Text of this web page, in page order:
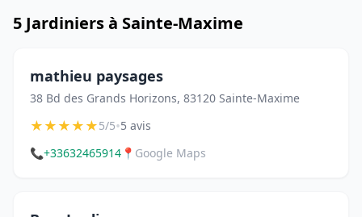
5 Jardiniers à Sainte-Maxime
mathieu paysages
38 Bd des Grands Horizons, 83120 Sainte-Maxime
★★★★★5/5•5 avis
📞+33632465914 📍 Google Maps